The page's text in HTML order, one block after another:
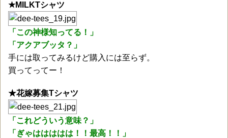
★MILKTシャツ
「この神様知ってる！」
「アクアブッタ？」
手には取ってみるけど購入には至らず。
買ってってー！
★花嫁募集Tシャツ
「これどういう意味？」
「ぎゃははははは！！最高！！」